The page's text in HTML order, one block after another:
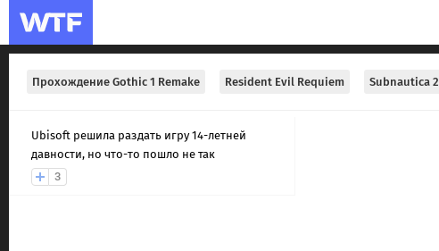
Прохождение Gothic 1 Remake Resident Evil Requiem Subnautica 2
Ubisoft решила раздать игру 14-летней
давности, но что-то пошло не так
3